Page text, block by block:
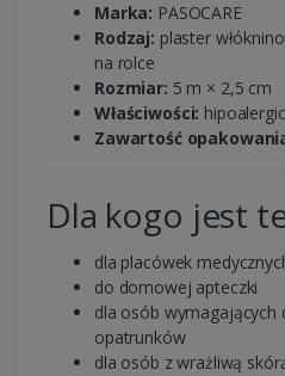
Marka: PASOCARE
Rodzaj: plaster
na rolce
Rozmiar: 5 m × 2,5 cm
Właściwości:
Zawartość
Dla kogo jest
dla placówek
do domowej apteczki
dla osób wymagających
opatrunków
dla osób z wrażliwą